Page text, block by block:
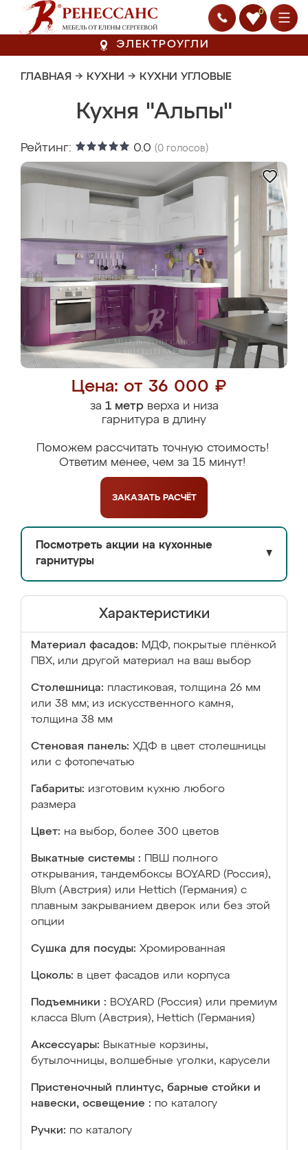
0
ЭЛЕКТРОУГЛИ
ГЛАВНАЯ → КУХНИ → КУХНИ УГЛОВЫЕ
Кухня "Альпы"
Рейтинг: 0.0 (0 голосов)
Цена: от 36 000 ₽
за 1 метрверха и низа
гарнитура в длину
Поможем рассчитать точную стоимость!
Ответим менее, чем за 15 минут!
ЗАКАЗАТЬ РАСЧЁТ
Посмотреть акции на кухонные
гарнитуры
▼
Характеристики
Материал фасадов: МДФ, покрытые плёнкой
ПВХ, или другой материал на ваш выбор
Столешница: пластиковая, толщина 26 мм
или 38 мм; из искусственного камня,
толщина 38 мм
Стеновая панель: ХДФ в цвет столешницы
или с фотопечатью
Габариты: изготовим кухню любого
размера
Цвет: на выбор, более 300 цветов
Выкатные системы :
ПВШ полного
открывания, тандембоксы BOYARD (Россия),
Blum (Австрия) или Hettich (Германия) с
плавным закрыванием дверок или без этой
опции
Сушка для посуды: Хромированная
Цоколь: в цвет фасадов или корпуса
Подъемники : BOYARD (Россия) или премиум
класса Blum (Австрия), Hettich (Германия)
Аксессуары: Выкатные корзины,
бутылочницы, волшебные уголки, карусели
Пристеночный плинтус, барные стойки и
навески, освещение : по каталогу
Ручки: по каталогу